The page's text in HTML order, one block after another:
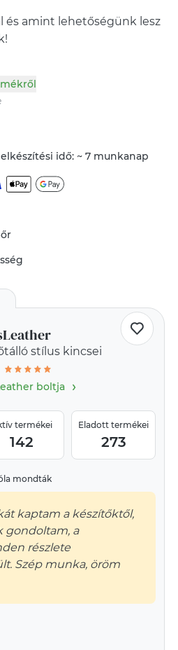
és amint lehetőségünk lesz
idő: ~ 7 munkanap
stílus kincsei
boltja›
termékei
142
Eladott termékei
273
mondták
kaptam a készítőktől,
gondoltam, a
részlete
Szép munka, öröm